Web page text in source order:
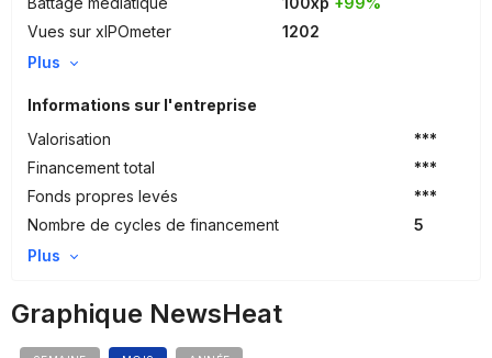
Vues sur xIPOmeter
1202
Plus
Informations sur l'entreprise
Valorisation
***
Financement total
***
Fonds propres levés
***
Nombre de cycles de financement
5
Plus
Graphique NewsHeat